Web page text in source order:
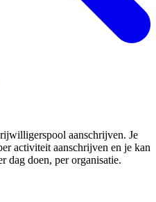
aanschrijven. Je
activiteit aanschrijven en je kan
dag doen, per organisatie.